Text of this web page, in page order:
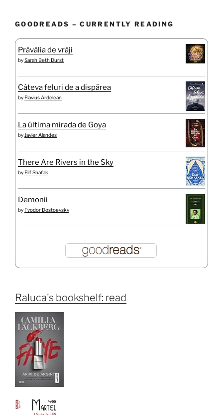
GOODREADS – CURRENTLY READING
Prăvălia de vrăji
bySarah Beth Durst
Câteva feluri de a dispărea
by Flavius Ardelean
La última mirada de Goya
by Javier Alandes
There Are Rivers in the Sky
by Elif Shafak
Demonii
by Fyodor Dostoevsky
Raluca's bookshelf: read